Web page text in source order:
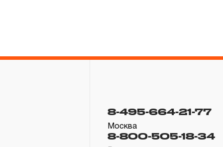
8-495-664-21-77
Москва
8-800-505-18-34